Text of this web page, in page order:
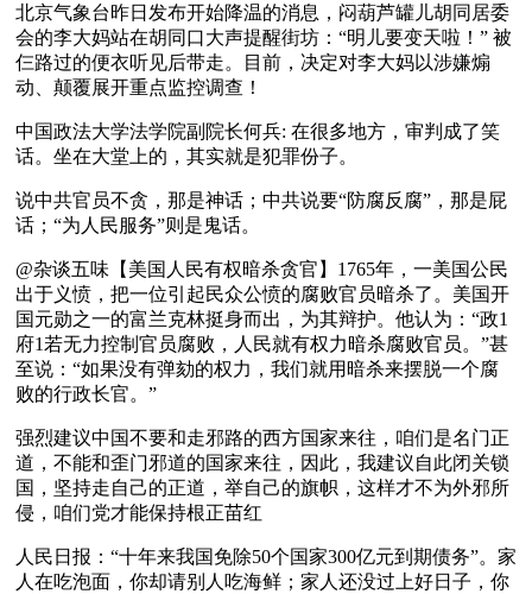
北京气象台昨日发布开始降温的消息，闷葫芦罐儿胡同居委
会的李大妈站在胡同口大声提醒街坊：“明儿要变天啦！” 被
仨路过的便衣听见后带走。目前，决定对李大妈以涉嫌煽
动、颠覆展开重点监控调查！
中国政法大学法学院副院长何兵: 在很多地方，审判成了笑
话。坐在大堂上的，其实就是犯罪份子。
说中共官员不贪，那是神话；中共说要“防腐反腐”，那是屁
话；“为人民服务”则是鬼话。
@杂谈五味【美国人民有权暗杀贪官】1765年，一美国公民
出于义愤，把一位引起民众公愤的腐败官员暗杀了。美国开
国元勋之一的富兰克林挺身而出，为其辩护。他认为：“政1
府1若无力控制官员腐败，人民就有权力暗杀腐败官员。”甚
至说：“如果没有弹劾的权力，我们就用暗杀来摆脱一个腐
败的行政长官。”
强烈建议中国不要和走邪路的西方国家来往，咱们是名门正
道，不能和歪门邪道的国家来往，因此，我建议自此闭关锁
国，坚持走自己的正道，举自己的旗帜，这样才不为外邪所
侵，咱们党才能保持根正苗红
人民日报：“十年来我国免除50个国家300亿元到期债务”。家
人在吃泡面，你却请别人吃海鲜；家人还没过上好日子，你